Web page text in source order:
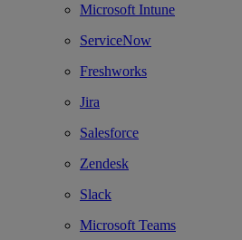
Microsoft Intune
ServiceNow
Freshworks
Jira
Salesforce
Zendesk
Slack
Microsoft Teams